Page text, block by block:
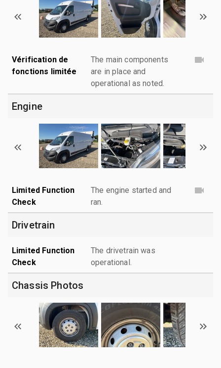
Vérification de
fonctions limitée
The main components
are in place and
operational as noted.
Engine
Limited Function
Check
The engine started and
ran.
Drivetrain
Limited Function
Check
The drivetrain was
operational.
Chassis Photos